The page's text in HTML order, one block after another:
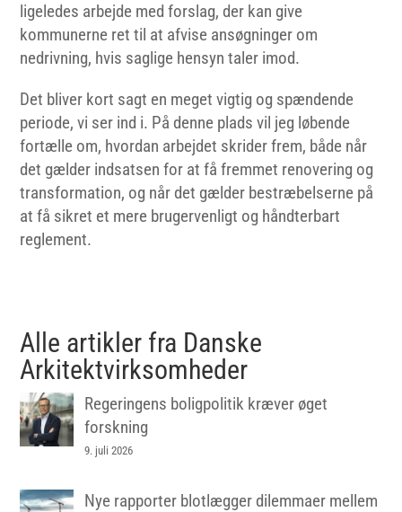
ligeledes arbejde med forslag, der kan give
kommunerne ret til at afvise ansøgninger om
nedrivning, hvis saglige hensyn taler imod.
Det bliver kort sagt en meget vigtig og spændende
periode, vi ser ind i. På denne plads vil jeg løbende
fortælle om, hvordan arbejdet skrider frem, både når
det gælder indsatsen for at få fremmet renovering og
transformation, og når det gælder bestræbelserne på
at få sikret et mere brugervenligt og håndterbart
reglement.
Alle artikler fra Danske
Arkitektvirksomheder
Regeringens boligpolitik kræver øget
forskning
9. juli 2026
Nye rapporter blotlægger dilemmaer mellem